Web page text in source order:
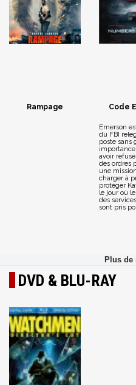
Rampage Code
Emerson
du FBI
poste sans
importance
avoir
des ordres
une
charger à
protéger
le jour où
des
sont pris
DVD & BLU-RAY